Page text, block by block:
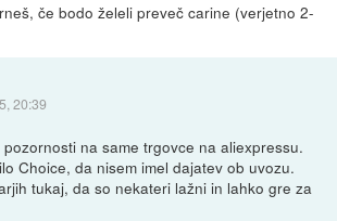
če bodo želeli preveč carine (verjetno 2-
20:39
na same trgovce na aliexpressu.
Choice, da nisem imel dajatev ob uvozu.
tukaj, da so nekateri lažni in lahko gre za